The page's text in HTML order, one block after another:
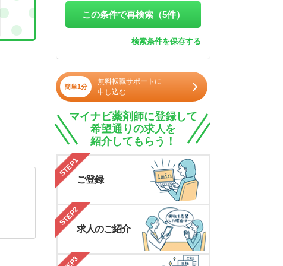
この条件で再検索（5件）
検索条件を保存する
簡単1分
無料転職サポートに
申し込む
マイナビ薬剤師に登録して
希望通りの求人を
紹介してもらう！
STEP1
ご登録
STEP2
求人のご紹介